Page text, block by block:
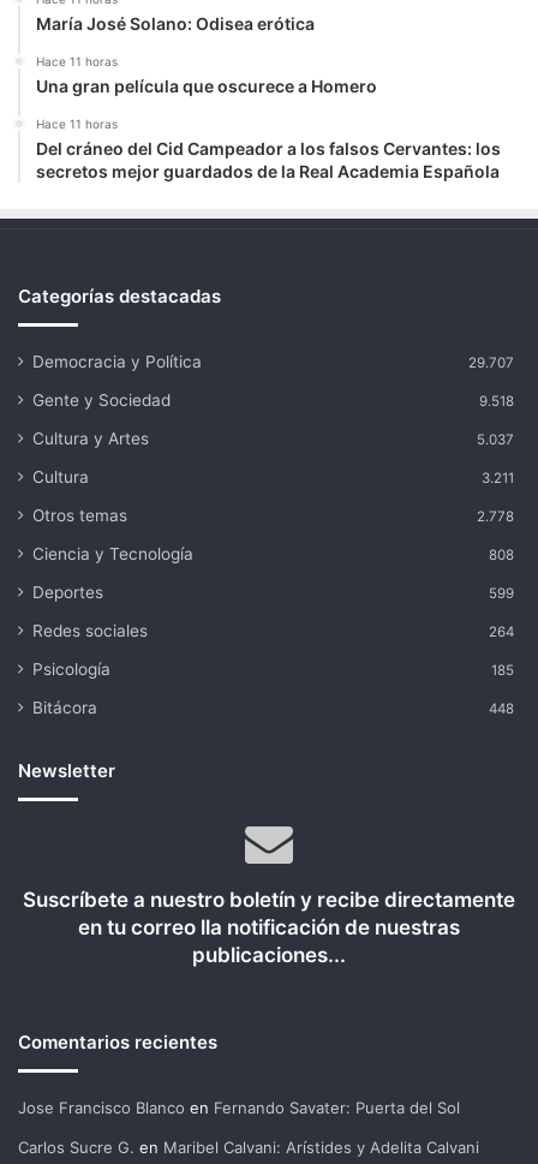
María José Solano: Odisea erótica
Hace 11 horas
Una gran película que oscurece a Homero
Hace 11 horas
Del cráneo del Cid Campeador a los falsos Cervantes: los
secretos mejor guardados de la Real Academia Española
Categorías destacadas
Democracia y Política 29.707
Gente y Sociedad 9.518
Cultura y Artes 5.037
Cultura 3.211
Otros temas 2.778
Ciencia y Tecnología 808
Deportes 599
Redes sociales 264
Psicología 185
Bitácora 448
Newsletter
Suscríbete a nuestro boletín y recibe directamente
en tu correo lla notificación de nuestras
publicaciones...
Comentarios recientes
Jose Francisco Blanco en Fernando Savater: Puerta del Sol
Carlos Sucre G. en Maribel Calvani: Arístides y Adelita Calvani